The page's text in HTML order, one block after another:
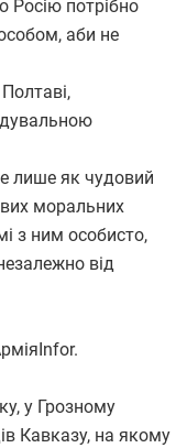
Росію потрібно
аби не
лише як чудовий
моральних
з ним особисто,
від
у Грозному
Кавказу, на якому